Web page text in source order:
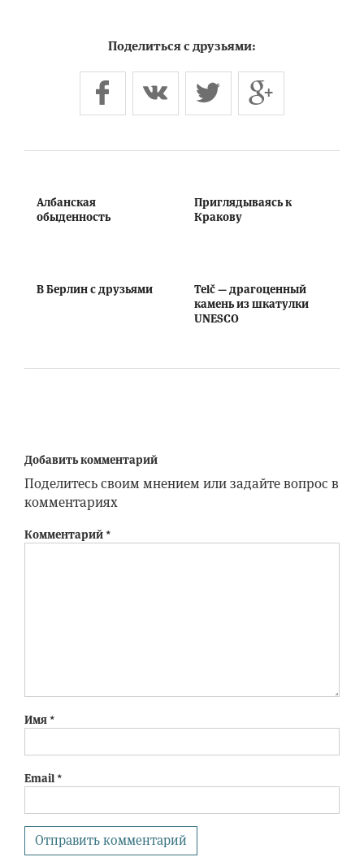
Поделиться с друзьями:
Албанская
обыденность
Приглядываясь к
Кракову
В Берлин с друзьями
Telč — драгоценный
камень из шкатулки
UNESCO
Добавить комментарий
Поделитесь своим мнением или задайте вопрос в
комментариях
Комментарий*
Имя*
Email*